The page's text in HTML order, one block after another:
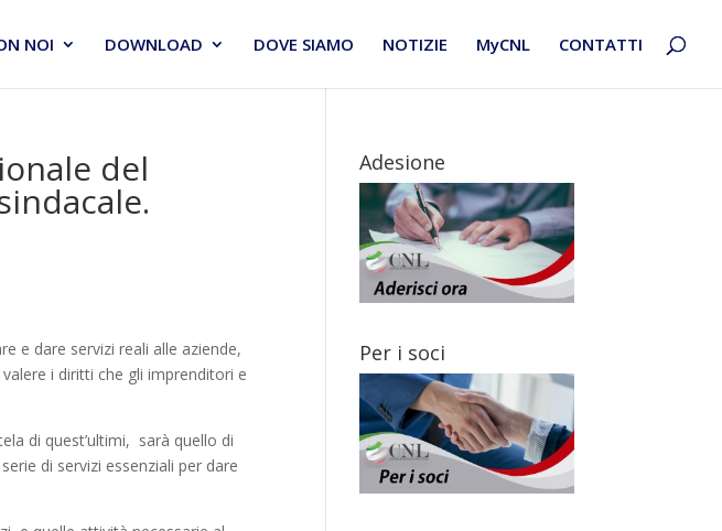
NOI DOWNLOAD DOVE SIAMO NOTIZIE MyCNL CONTATTI
del
e dare servizi reali alle aziende,
i diritti che gli imprenditori e
di quest’ultimi, sarà quello di
di servizi essenziali per dare
Adesione
Per i soci